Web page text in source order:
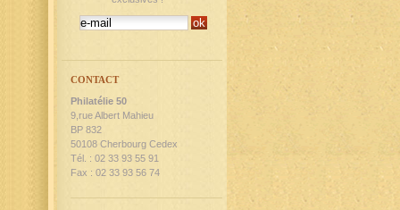
CONTACT
Philatélie 50
9,rue Albert Mahieu
BP 832
50108 Cherbourg Cedex
Tél. : 02 33 93 55 91
Fax : 02 33 93 56 74